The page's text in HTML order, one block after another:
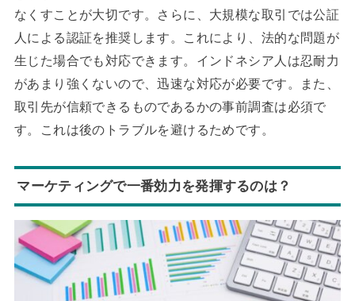
なくすことが大切です。さらに、大規模な取引では公証
人による認証を推奨します。これにより、法的な問題が
生じた場合でも対応できます。インドネシア人は忍耐力
があまり強くないので、迅速な対応が必要です。また、
取引先が信頼できるものであるかの事前調査は必須で
す。これは後のトラブルを避けるためです。
マーケティングで一番効力を発揮するのは？